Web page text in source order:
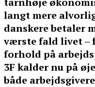
langt mere
danskere betaler
værste fald livet –
forhold på
3F kalder nu på
både